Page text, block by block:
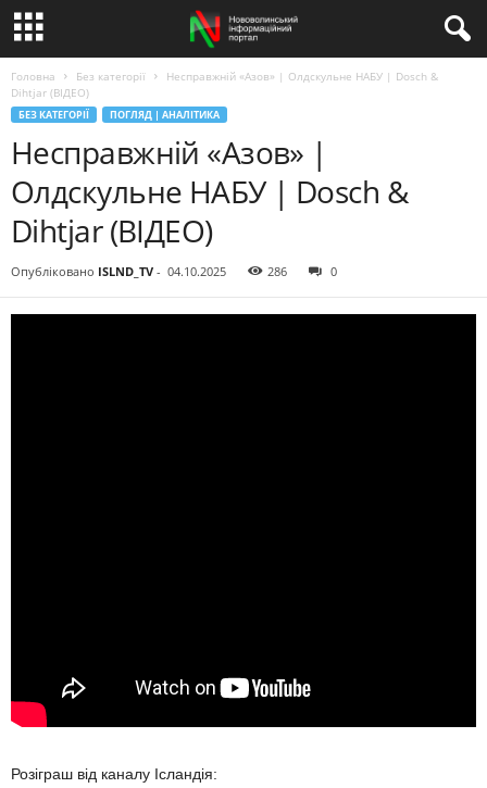
Головна Без категорії
Несправжній «Азов» | Олдскульне НАБУ | Dosch &
Dihtjar (ВІДЕО)
БЕЗ КАТЕГОРІЇ ПОГЛЯД | АНАЛІТИКА
Несправжній «Азов» |
Олдскульне НАБУ | Dosch &
Dihtjar (ВІДЕО)
Опубліковано ISLND_TV - 04.10.2025 286 0
Розіграш від каналу Ісландія: